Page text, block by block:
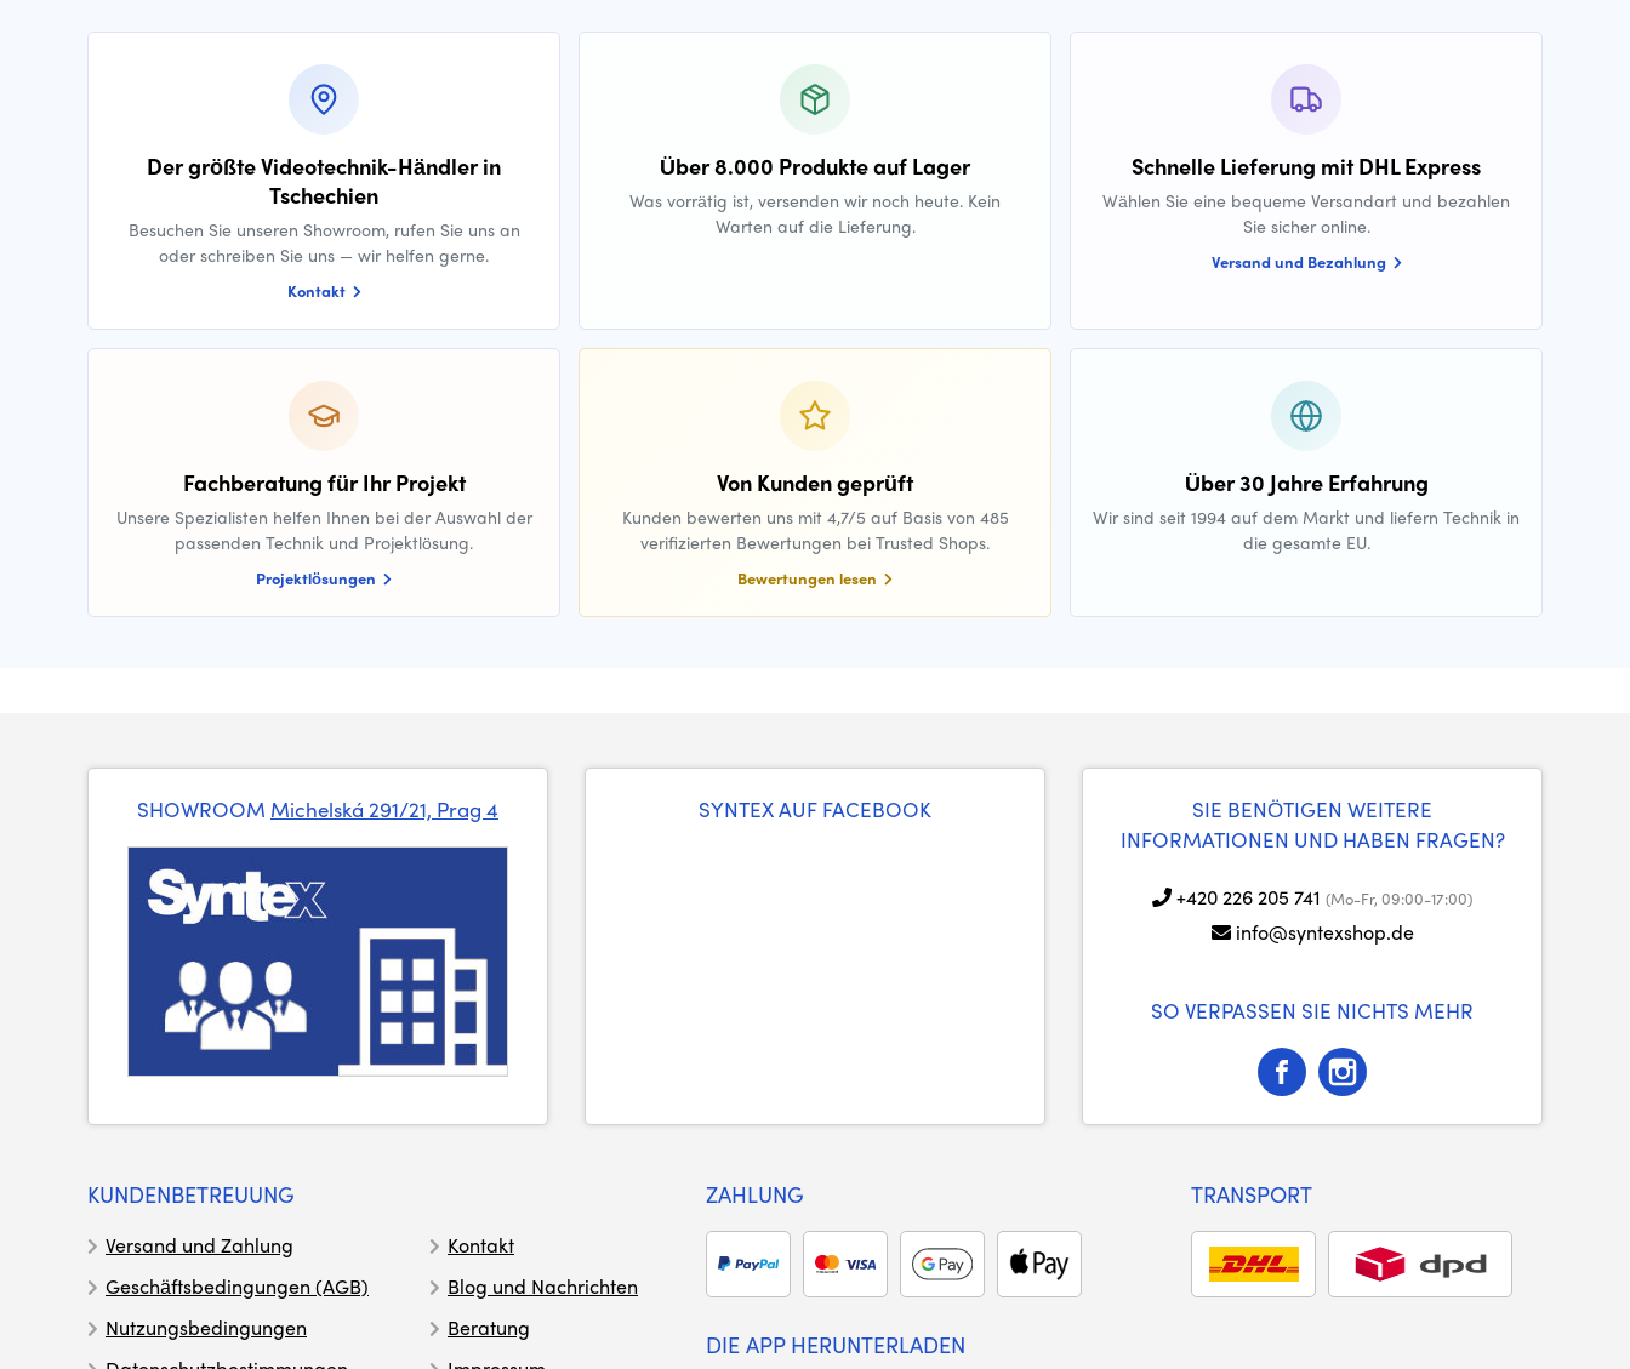
Der größte Videotechnik-Händler in
Tschechien
Besuchen Sie unseren Showroom, rufen Sie uns an
oder schreiben Sie uns — wir helfen gerne.
Kontakt
Über 8.000 Produkte auf Lager
Was vorrätig ist, versenden wir noch heute. Kein
Warten auf die Lieferung.
Schnelle Lieferung mit DHL Express
Wählen Sie eine bequeme Versandart und bezahlen
Sie sicher online.
Versand und Bezahlung
Fachberatung für Ihr Projekt
Unsere Spezialisten helfen Ihnen bei der Auswahl der
passenden Technik und Projektlösung.
Projektlösungen
Von Kunden geprüft
Kunden bewerten uns mit 4,7/5 auf Basis von 485
verifizierten Bewertungen bei Trusted Shops.
Bewertungen lesen
Über 30 Jahre Erfahrung
Wir sind seit 1994 auf dem Markt und liefern Technik in
die gesamte EU.
SHOWROOM Michelská 291/21, Prag 4 SYNTEX AUF FACEBOOK
SIE BENÖTIGEN WEITERE
INFORMATIONEN UND HABEN FRAGEN?
+420 226 205 741 (Mo-Fr, 09:00-17:00)
info@syntexshop.de
SO VERPASSEN SIE NICHTS MEHR
KUNDENBETREUUNG
Versand und Zahlung
Geschäftsbedingungen (AGB)
Nutzungsbedingungen
Kontakt
Blog und Nachrichten
Beratung
ZAHLUNG TRANSPORT
DIE APP HERUNTERLADEN